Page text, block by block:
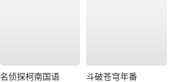
名侦探柯南国语 斗破苍穹年番